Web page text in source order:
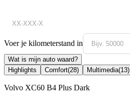
Voer je kilometerstand in
Wat is mijn auto waard?
Highlights
Comfort(28) Multimedia(13)
Volvo XC60 B4 Plus Dark